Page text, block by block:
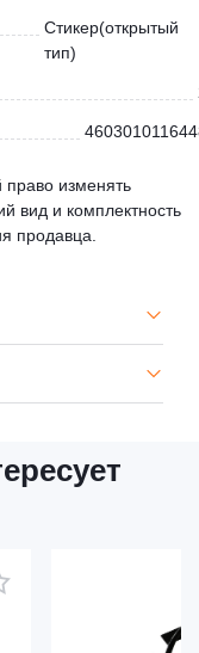
Стикер(открытый
тип)
право изменять
вид и комплектность
продавца.